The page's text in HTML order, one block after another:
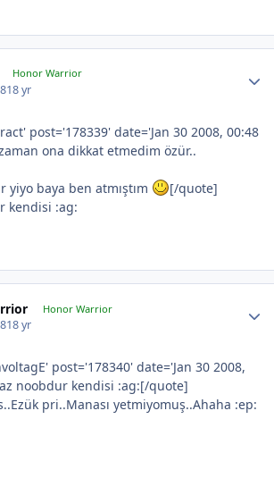
Honor Warrior
18 yr
post='178339' date='Jan 30 2008, 00:48
ona dikkat etmedim özür..
yiyo baya ben atmıştım
[/quote]
kendisi :ag:
Honor Warrior
18 yr
post='178340' date='Jan 30 2008,
noobdur kendisi :ag:[/quote]
pri..Manası yetmiyomuş..Ahaha :ep: